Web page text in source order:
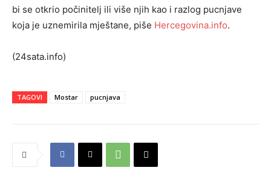
bi se otkrio počinitelj ili više njih kao i razlog pucnjave
koja je uznemirila mještane, piše Hercegovina.info.
(24sata.info)
TAGOVI Mostar pucnjava